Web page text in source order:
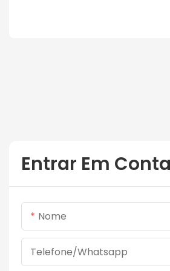
Entrar Em
Nome
Telefone/whatsapp